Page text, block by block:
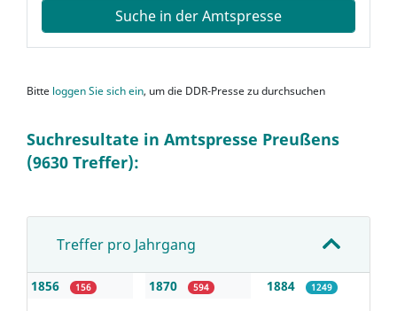
Suche in der Amtspresse
Bitte loggen Sie sich ein, um die DDR-Presse zu durchsuchen
Suchresultate in Amtspresse Preußens
(9630 Treffer):
Treffer pro Jahrgang
1856 156 1870 594 1884 1249